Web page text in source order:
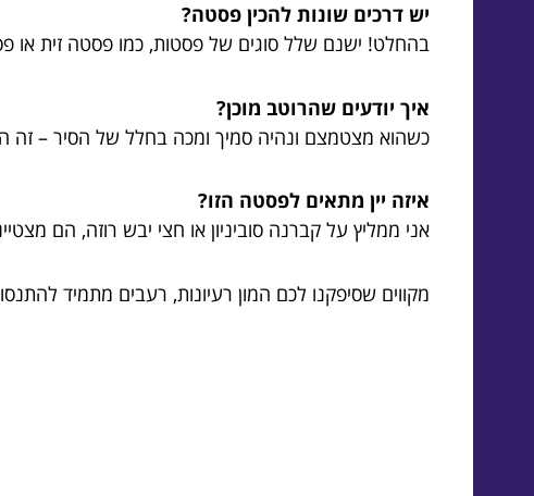
יש דרכים שונות להכין פסטה?
בהחלט! ישנם שלל סוגים של פסטות, כמו פסטה זית או
איך יודעים שהרוטב מוכן?
כשהוא מצטמצם ונהיה סמיך ומכה בחלל של הסיר – זה
איזה יין מתאים לפסטה הזו?
אני ממליץ על קברנה סוביניון או חצי יבש רוזה, הם
מקווים שסיפקנו לכם המון רעיונות, רעבים מתמיד